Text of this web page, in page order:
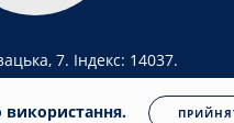
7. Індекс: 14037.
використання.